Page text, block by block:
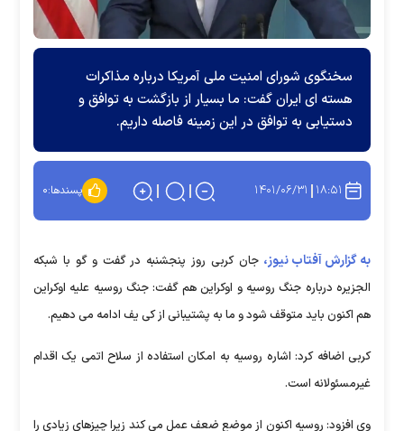
سخنگوی شورای امنیت ملی آمریکا درباره مذاکرات
هسته ای ایران گفت: ما بسیار از بازگشت به توافق و
دستیابی به توافق در این زمینه فاصله داریم.
۱۸:۵۱ ۱۴۰۱/۰۶/۳۱ پسندها:۰
به گزارش آفتاب نیوز، جان کربی روز پنجشنبه در گفت و گو با شبکه
الجزیره درباره جنگ روسیه و اوکراین هم گفت: جنگ روسیه علیه اوکراین
هم اکنون باید متوقف شود و ما به پشتیبانی از کی یف ادامه می دهیم.
کربی اضافه کرد: اشاره روسیه به امکان استفاده از سلاح اتمی یک اقدام
غیرمسئولانه است.
وی افزود: روسیه اکنون از موضع ضعف عمل می کند زیرا چیزهای زیادی را